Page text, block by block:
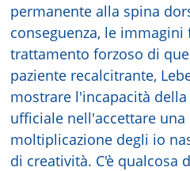
permanente alla spina
conseguenza, le
trattamento forzoso di
paziente recalcitrante,
mostrare l'incapacità
ufficiale nell'accettare
moltiplicazione degli io
di creatività. C'è qualcosa